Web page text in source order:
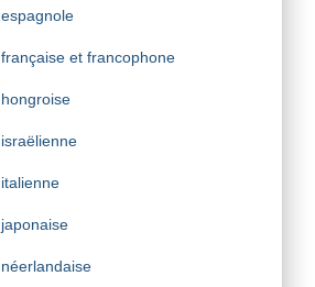
et francophone